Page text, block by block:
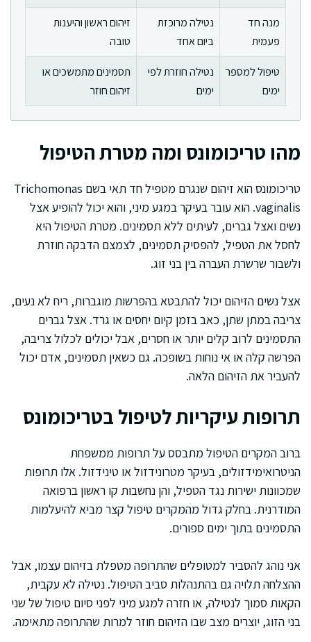
מנה חד
פעמית
נטילה מרוכזת
ביום אחד
זיהום ראשון והיענות
טובה
טיפול למספר
ימים
נטילה חוזרת לפי
ימים
תסמינים מתמשכים או
זיהום חוזר
מהו טריכומונס ומה מטרת הטיפול
טריכומונס הוא זיהום שנגרם מטפיל חד תאי בשם Trichomonas
vaginalis. הוא עובר בעיקר במגע מיני, והוא יכול להופיע אצל
נשים ואצל גברים, לעיתים ללא תסמינים. מטרת הטיפול היא
לחסל את הטפיל, להפסיק תסמינים, לצמצם הדבקה חוזרת
ולשבור שרשרת העברה בין בני זוג.
אצל נשים הזיהום יכול להתבטא בהפרשות מוגברות, ריח לא נעים,
צריבה במתן שתן, כאב בזמן קיום יחסים או גרד. אצל גברים
התסמינים לרוב קלים יותר או חסרים, אבל יכולים לכלול צריבה,
הפרשה קלה או אי נוחות בשופכה. גם כשאין תסמינים, אדם יכול
להעביר את הזיהום הלאה.
תרופות עיקריות לטיפול בטריכומונס
ברוב המקרים הטיפול מתבסס על תרופות ממשפחת
הניטרואימידזולים, בעיקר מטרונידזול או טינידזול. אלו תרופות
שמכוונות ישירות נגד הטפיל, והן נחשבות קו ראשון ברפואה
המודרנית. בחלק גדול מהמקרים טיפול קצר מביא להיעלמות
התסמינים בתוך ימים ספורים.
אני נוהג להסביר למטופלים שהתרופה מטפלת בזיהום עצמו, אבל
ההצלחה תלויה גם בהתנהלות סביב הטיפול. נטילה לא עקבית,
הקאות סמוך לנטילה, או חזרה למגע מיני לפני סיום טיפול של שני
בני הזוג, יוצרים מצב שבו הזיהום חוזר למרות שהתרופה מתאימה.